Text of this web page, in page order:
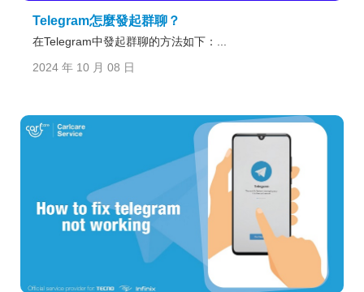
Telegram怎麼發起群聊？
在Telegram中發起群聊的方法如下：...
2024 年 10 月 08 日